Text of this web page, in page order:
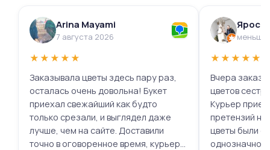
Arina Mayami
7 августа 2026
★★★★★
Заказывала цветы здесь пару раз,
осталась очень довольна! Букет
приехал свежайший как будто
только срезали, и выглядел даже
лучше, чем на сайте. Доставили
точно в оговоренное время, курьер
меньше
★★★★★
Вчера
цветов
Курьер
претензий
цветы были
однозначно.